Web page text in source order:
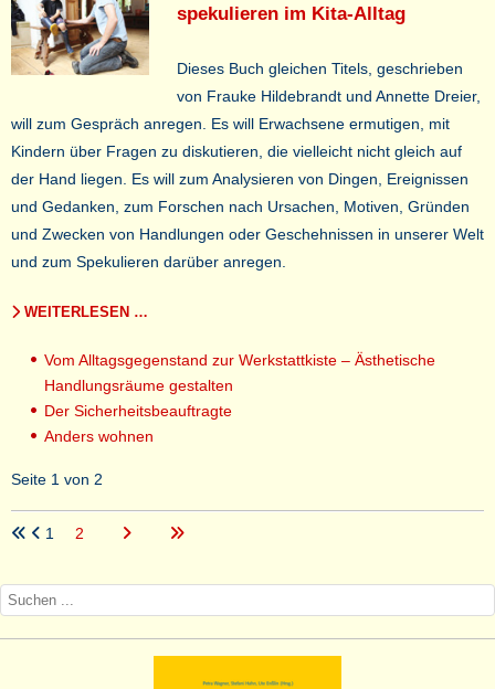
spekulieren im Kita-Alltag
Dieses Buch gleichen Titels, geschrieben
von Frauke Hildebrandt und Annette Dreier,
will zum Gespräch anregen. Es will Erwachsene ermutigen, mit
Kindern über Fragen zu diskutieren, die vielleicht nicht gleich auf
der Hand liegen. Es will zum Analysieren von Dingen, Ereignissen
und Gedanken, zum Forschen nach Ursachen, Motiven, Gründen
und Zwecken von Handlungen oder Geschehnissen in unserer Welt
und zum Spekulieren darüber anregen.
WEITERLESEN …
Vom Alltagsgegenstand zur Werkstattkiste – Ästhetische
Handlungsräume gestalten
Der Sicherheitsbeauftragte
Anders wohnen
Seite 1 von 2
1 2